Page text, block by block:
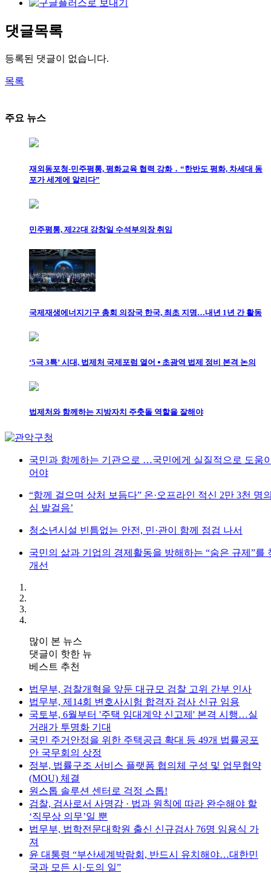
댓글목록
등록된 댓글이 없습니다.
목록
주요 뉴스
재외동포청-민주평통, 평화교육 협력 강화 ․ “한반도 평화, 차세대 동
포가 세계에 알리다”
민주평통, 제22대 강창일 수석부의장 취임
국제재생에너지기구 총회 의장국 한국, 최초 지명…내년 1년 간 활동
‘5극 3특’ 시대, 법제처 국제포럼 열어 ⦁ 초광역 법제 정비 본격 논의
법제처와 함께하는 지방자치 주춧돌 역할을 잘해야
국민과 함께하는 기관으로 …국민에게 실질적으로 도움
어야
“함께 걸으며 상처 보듬다” 온·오프라인 적신 2만 3천 명
심 발걸음’
청소년시설 빈틈없는 안전, 민·관이 함께 점검 나서
국민의 삶과 기업의 경제활동을 방해하는 “숨은 규제”를
개선
많이 본 뉴스
댓글이 핫한 뉴
베스트 추천
법무부, 검찰개혁을 앞둔 대규모 검찰 고위 간부 인사
법무부, 제14회 변호사시험 합격자 검사 신규 임용
국토부, 6월부터 '주택 임대계약 신고제' 본격 시행…실
거래가 투명화 기대
국민 주거안정을 위한 주택공급 확대 등 49개 법률공포
안 국무회의 상정
정부, 법률구조 서비스 플랫폼 협의체 구성 및 업무협약
(MOU) 체결
원스톱 솔루션 센터로 걱정 스톱!
검찰, 검사로서 사명감 · 법과 원칙에 따라 완수해야 할
‘직무상 의무’일 뿐
법무부, 법학전문대학원 출신 신규검사 76명 임용식 가
져
윤 대통령 “부산세계박람회, 반드시 유치해야…대한민
국과 모든 시·도의 일”